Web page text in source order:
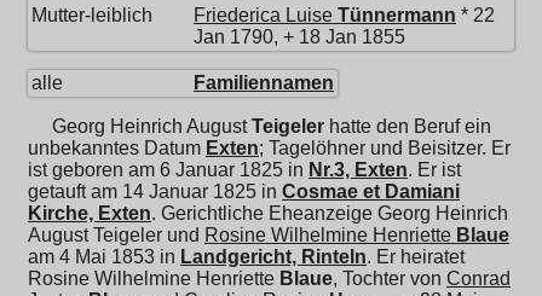
Mutter-leiblich
Friederica Luise Tünnermann * 22
Jan 1790, + 18 Jan 1855
alle Familiennamen
Georg Heinrich August Teigeler hatte den Beruf ein
unbekanntes Datum Exten; Tagelöhner und Beisitzer. Er
ist geboren am 6 Januar 1825 in Nr.3, Exten. Er ist
getauft am 14 Januar 1825 in Cosmae et Damiani
Kirche, Exten. Gerichtliche Eheanzeige Georg Heinrich
August Teigeler und Rosine Wilhelmine Henriette Blaue
am 4 Mai 1853 in Landgericht, Rinteln. Er heiratet
Rosine Wilhelmine Henriette Blaue, Tochter von Conrad